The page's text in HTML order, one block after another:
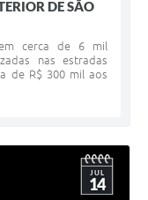
DE SÃO
cerca de 6 mil
nas estradas
de R$ 300 mil aos
JUL
14